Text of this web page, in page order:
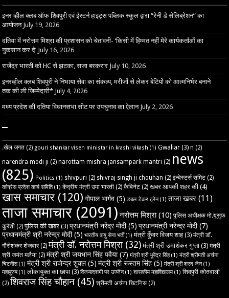
इनर व्हील क्लब ऑफ शिवपुरी एवं ईस्टर्न हाइट्स पब्लिक स्कूल द्वारा “रेनी डे सेलिब्रेशन” का
आयोजन July 19, 2026
दतिया में नरोत्तम मिश्रा की प्रशासन को चेतावनी- ‘किसी में हिम्मत नहीं मेरे कार्यकर्ताओं का
नुकसान कर दे’ July 16, 2026
राजेंद्र भारती को HC से झटका, सजा बरकरार July 10, 2026
इनरव्हील क्लब शिवपुरी ने निभाया सेवा का संकल्प, मरीजों से लेकर बेटियों को आत्मनिर्भर बनाने
तक की ली जिम्मेदारी* July 4, 2026
मध्य प्रदेश की दतिया विधानसभा सीट पर उपचुनाव का ऐलान July 2, 2026
–
.खेल जगत (2) gouri shankar visen ministar in krashi vikash (1) Gwaliar (3) n (2)
narendra modi ji (2) narottam mishra jansampark mantri (2) news
(825) Politics (1) shivpuri (2) shivraj singh ji chouhan (2) इन्वेस्टर्स समिट (2)
कांग्रेस प्रदेश कार्य समिति(1) केंद्रीय मंत्री उमा भारती (2) कैबिनेट (2) खबर आपकी शहर की (4)
खास समाचार (120) गोपाल भार्गव (5) डबल डेकर ट्रेन(1) ताजा खबर (11)
ताजा समाचार (2091) नरोत्तम मिश्रा(10) पुलिस अधीक्षक मो.यूसुफ
कुरैशी (2) पुलिस की खबर (3) प्रधानमंत्री नरेंद्र मोदी(5) प्रधानमंत्री नरेन्द्र मोदी(7)
प्रधानमंत्री श्री नरेन्द्र मोदी(5) भारतीय वायु सेना भर्ती(1) मंत्री कुँवर विजय शाह(3) मंत्री डॉ.
गौरीशंकर शेजवार(2) मंत्री डॉ. नरोत्तम मिश्रा(32) मंत्री श्री उमाशंकर गुप्ता (3) मंत्री
श्री जयंत मलैया (2) मंत्री श्री जयभान सिंह पवैया(7) मंत्री श्री भूपेंद्र सिंह(1) मंत्री श्रीमती अर्चना
चिटनीस(1) मंत्री श्री राजेन्द्र शुक्ल(5) मंत्री श्री रूस्तम सिंह (5) मंत्री श्री शरद जैन(1)
महापुरुष(1) लोकायुक्त का छापा (3) विजयादशमी पर उज्‍जैन(1) शासकीय महाविद्यालय(1) शिवपुरी कोतवाली
(2) शिवराज सिंह चौहान (45) श्रीमती अर्चना चिटनिस (2)